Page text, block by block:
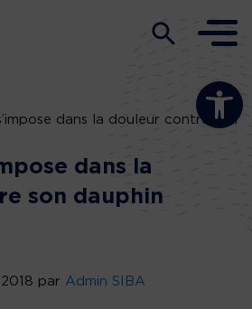
Ouvrir la
dans la douleur contre son
dans la
son dauphin
par Admin SIBA